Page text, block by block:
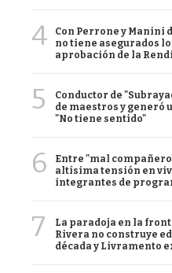
4
Con Perrone y Manini
no tiene asegurados
aprobación de la
5
Conductor de
de maestros y generó
"No tiene sentido"
6
Entre "mal
altísima tensión en
integrantes de
7
La paradoja en la
Rivera no construye
década y Livramento